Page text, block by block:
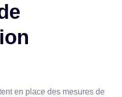
en place des mesures de